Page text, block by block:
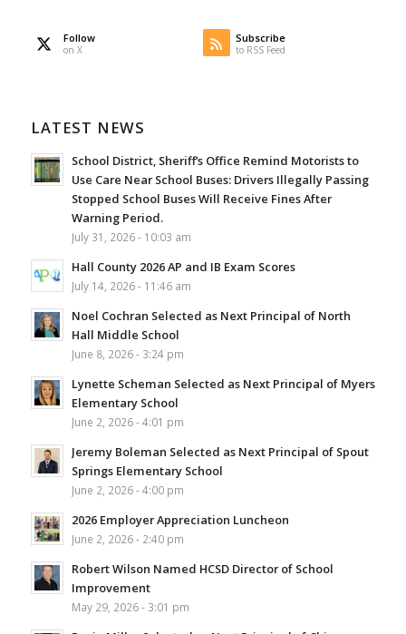
Follow
on X
Subscribe
to RSS Feed
LATEST NEWS
School District, Sheriff’s Office Remind Motorists to
Use Care Near School Buses: Drivers Illegally Passing
Stopped School Buses Will Receive Fines After
Warning Period.
July 31, 2026 - 10:03 am
Hall County 2026 AP and IB Exam Scores
July 14, 2026 - 11:46 am
Noel Cochran Selected as Next Principal of North
Hall Middle School
June 8, 2026 - 3:24 pm
Lynette Scheman Selected as Next Principal of Myers
Elementary School
June 2, 2026 - 4:01 pm
Jeremy Boleman Selected as Next Principal of Spout
Springs Elementary School
June 2, 2026 - 4:00 pm
2026 Employer Appreciation Luncheon
June 2, 2026 - 2:40 pm
Robert Wilson Named HCSD Director of School
Improvement
May 29, 2026 - 3:01 pm